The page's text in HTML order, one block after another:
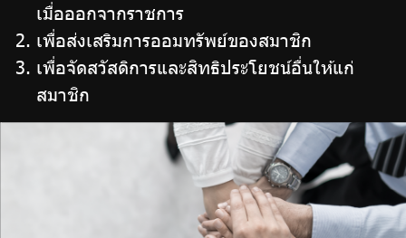
เมื่อออกจากราชการ
เพื่อส่งเสริมการออมทรัพย์ของสมาชิก
เพื่อจัดสวัสดิการและสิทธิประโยชน์อื่นให้แก่
สมาชิก